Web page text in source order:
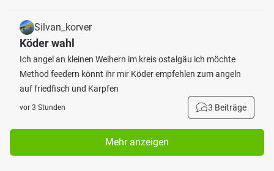
Silvan_korver
Köder wahl
Ich angel an kleinen Weihern im kreis ostalgäu ich möchte
Method feedern könnt ihr mir Köder empfehlen zum angeln
auf friedfisch und Karpfen
vor 3 Stunden 3 Beiträge
Mehr anzeigen